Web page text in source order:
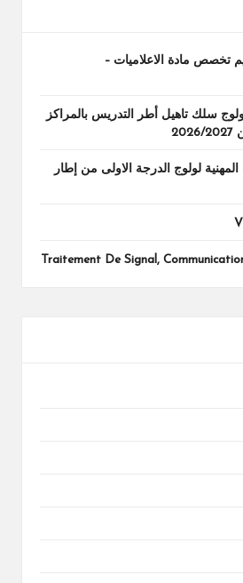
تخصص مادة الاعلاميات –
سلك تاهيل أطر التدريس بالمراكز
المهنية لولوج الدرجة الاولى من إطار
Traitement De Signal,